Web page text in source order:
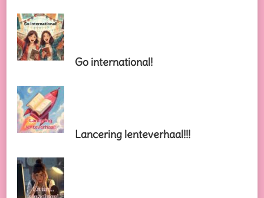
Go international!
Lancering lenteverhaal!!!